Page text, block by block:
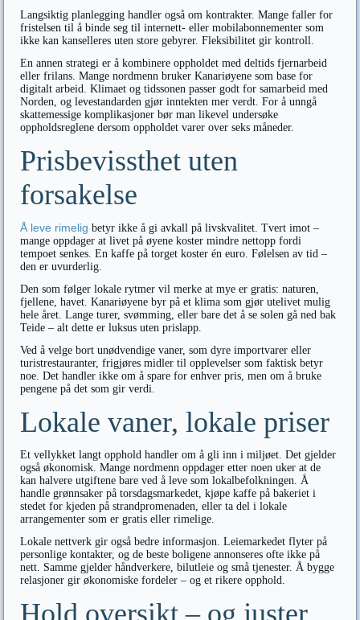
Langsiktig planlegging handler også om kontrakter. Mange faller for
fristelsen til å binde seg til internett- eller mobilabonnementer som
ikke kan kanselleres uten store gebyrer. Fleksibilitet gir kontroll.
En annen strategi er å kombinere oppholdet med deltids fjernarbeid
eller frilans. Mange nordmenn bruker Kanariøyene som base for
digitalt arbeid. Klimaet og tidssonen passer godt for samarbeid med
Norden, og levestandarden gjør inntekten mer verdt. For å unngå
skattemessige komplikasjoner bør man likevel undersøke
oppholdsreglene dersom oppholdet varer over seks måneder.
Prisbevissthet uten
forsakelse
Å leve rimelig betyr ikke å gi avkall på livskvalitet. Tvert imot –
mange oppdager at livet på øyene koster mindre nettopp fordi
tempoet senkes. En kaffe på torget koster én euro. Følelsen av tid –
den er uvurderlig.
Den som følger lokale rytmer vil merke at mye er gratis: naturen,
fjellene, havet. Kanariøyene byr på et klima som gjør utelivet mulig
hele året. Lange turer, svømming, eller bare det å se solen gå ned bak
Teide – alt dette er luksus uten prislapp.
Ved å velge bort unødvendige vaner, som dyre importvarer eller
turistrestauranter, frigjøres midler til opplevelser som faktisk betyr
noe. Det handler ikke om å spare for enhver pris, men om å bruke
pengene på det som gir verdi.
Lokale vaner, lokale priser
Et vellykket langt opphold handler om å gli inn i miljøet. Det gjelder
også økonomisk. Mange nordmenn oppdager etter noen uker at de
kan halvere utgiftene bare ved å leve som lokalbefolkningen. Å
handle grønnsaker på torsdagsmarkedet, kjøpe kaffe på bakeriet i
stedet for kjeden på strandpromenaden, eller ta del i lokale
arrangementer som er gratis eller rimelige.
Lokale nettverk gir også bedre informasjon. Leiemarkedet flyter på
personlige kontakter, og de beste boligene annonseres ofte ikke på
nett. Samme gjelder håndverkere, bilutleie og små tjenester. Å bygge
relasjoner gir økonomiske fordeler – og et rikere opphold.